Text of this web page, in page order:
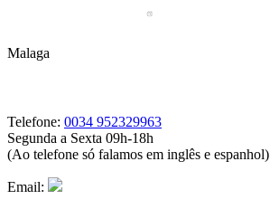
Malaga
Telefone: 0034 952329963
Segunda a Sexta 09h-18h
(Ao telefone só falamos em inglês e espanhol)
Email: